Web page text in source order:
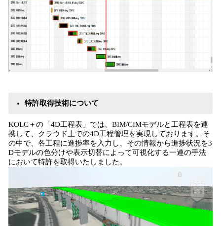
特許取得技術について
KOLC＋の「4D工程表」では、BIM/CIMモデルと工程表を連
携して、クラウド上での4D工程管理を実現しております。そ
の中で、各工程に進捗率を入力し、その情報から進捗状況を3
Dモデルの色分けや表示切替によって可視化する一連の手法
において特許を取得いたしました。